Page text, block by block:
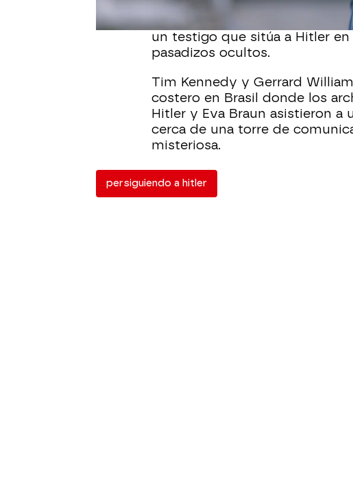
El equipo investiga el
un testigo que sitúa a Hitler
pasadizos ocultos.
Tim Kennedy y Gerrard
costero en Brasil donde los
Hitler y Eva Braun asistieron
cerca de una torre de
misteriosa.
persiguiendo a hitler